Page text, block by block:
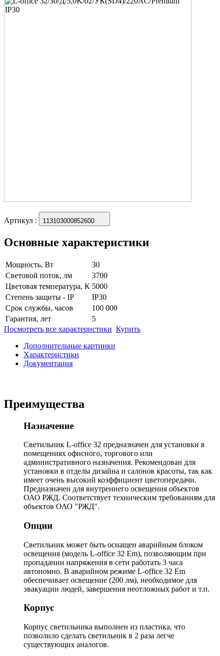
Артикул : 113103000852600
Основные характеристики
Мощность, Вт
30
Световой поток, лм
3700
Цветовая температура, К 5000
Степень защиты - IP
IP30
Срок службы, часов
100 000
Гарантия, лет
5
Посмотреть все характеристики Купить
Дополнительные картинки
Характеристики
Документация
Преимущества
Назначение
Светильник L-office 32 предназначен для установки в
помещениях офисного, торгового или
административного назначения. Рекомендован для
установки в отделы дизайна и салонов красоты, так как
имеет очень высокий коэффициент цветопередачи.
Предназначен для внутреннего освещения объектов
ОАО РЖД. Соответствует техническим требованиям для
объектов ОАО "РЖД".
Опции
Светильник может быть оснащен аварийным блоком
освещения (модель L-office 32 Em), позволяющим при
пропадании напряжения в сети работать 3 часа
автономно. В аварийном режиме L-office 32 Em
обеспечивает освещение (200 лм), необходимое для
эвакуации людей, завершения неотложных работ и т.п.
Корпус
Корпус светильника выполнен из пластика, что
позволило сделать светильник в 2 раза легче
существующих аналогов.